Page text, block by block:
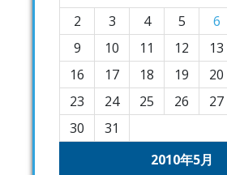
2010年5月
2
3 4 5 6
9
10 11 12 13
16
17 18 19 20
23
24 25 26 27
30
31